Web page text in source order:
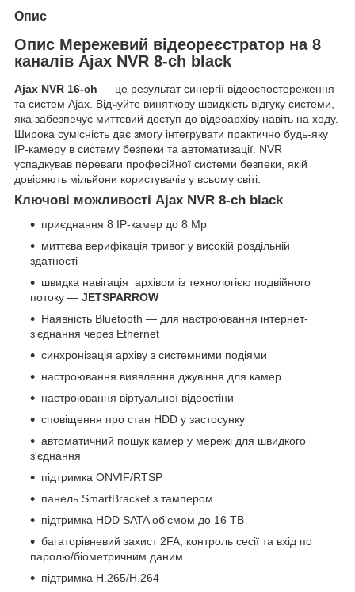
Опис
Опис Мережевий відеореєстратор на 8
каналів Ajax NVR 8-ch black
Ajax NVR 16-ch — це результат синергії відеоспостереження
та систем Ajax. Відчуйте виняткову швидкість відгуку системи,
яка забезпечує миттєвий доступ до відеоархіву навіть на ходу.
Широка сумісність дає змогу інтегрувати практично будь-яку
IP-камеру в систему безпеки та автоматизації. NVR
успадкував переваги професійної системи безпеки, якій
довіряють мільйони користувачів у всьому світі.
Ключові можливості Ajax NVR 8-ch black
приєднання 8 IP-камер до 8 Mp
миттєва верифікація тривог у високій роздільній
здатності
швидка навігація архівом із технологією подвійного
потоку — JETSPARROW
Наявність Bluetooth — для настроювання інтернет-
з'єднання через Ethernet
синхронізація архіву з системними подіями
настроювання виявлення джувіння для камер
настроювання віртуальної відеостіни
сповіщення про стан HDD у застосунку
автоматичний пошук камер у мережі для швидкого
з'єднання
підтримка ONVIF/RTSP
панель SmartBracket з тампером
підтримка HDD SATA об'ємом до 16 TB
багаторівневий захист 2FA, контроль сесії та вхід по
паролю/біометричним даним
підтримка H.265/H.264